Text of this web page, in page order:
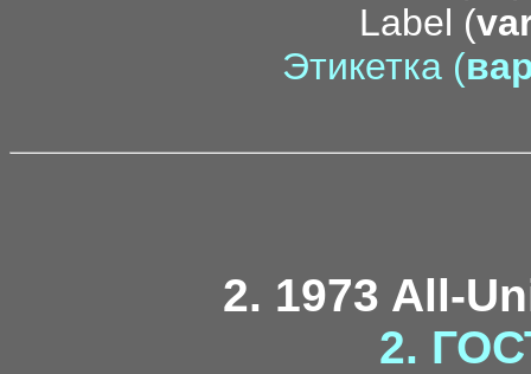
Label (
Этикетка (
2. 1973 All-
2.